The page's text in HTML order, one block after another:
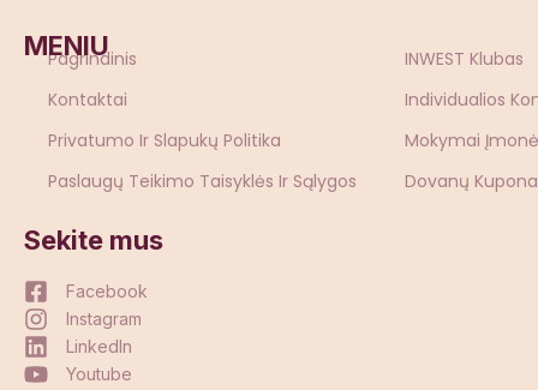
MENIU
Pagrindinis
Kontaktai
Privatumo Ir Slapukų Politika
Paslaugų Teikimo Taisyklės Ir Sąlygos
INWEST Klubas
Individualios
Mokymai
Dovanų
Sekite mus
Facebook
Instagram
LinkedIn
Youtube